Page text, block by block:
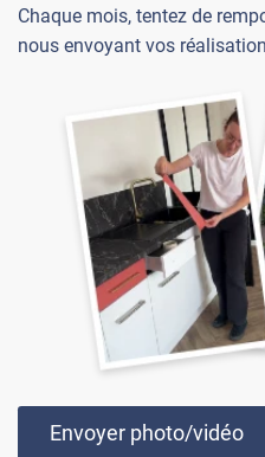
Chaque mois, tentez de
nous envoyant vos
Envoyer photo/vidéo